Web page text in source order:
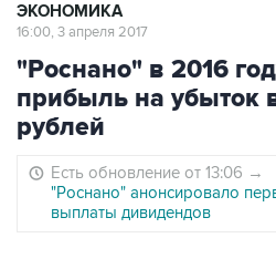
ЭКОНОМИКА
16:00, 3 апреля 2017
"Роснано" в 2016
прибыль на убыток
рублей
Есть обновление от 13:06 →
"Роснано" анонсировало
выплаты дивидендов